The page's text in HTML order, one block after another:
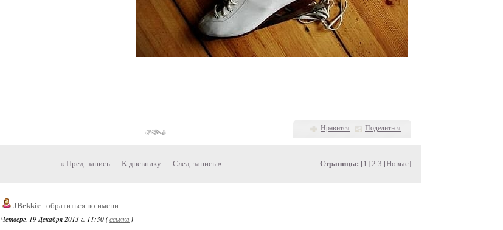
Нравится Поделиться
« Пред. запись — К дневнику — След. запись » Страницы: [1] 2 3 [Новые]
JBekkie обратиться по имени
Четверг, 19 Декабря 2013 г. 11:30 (ссылка )